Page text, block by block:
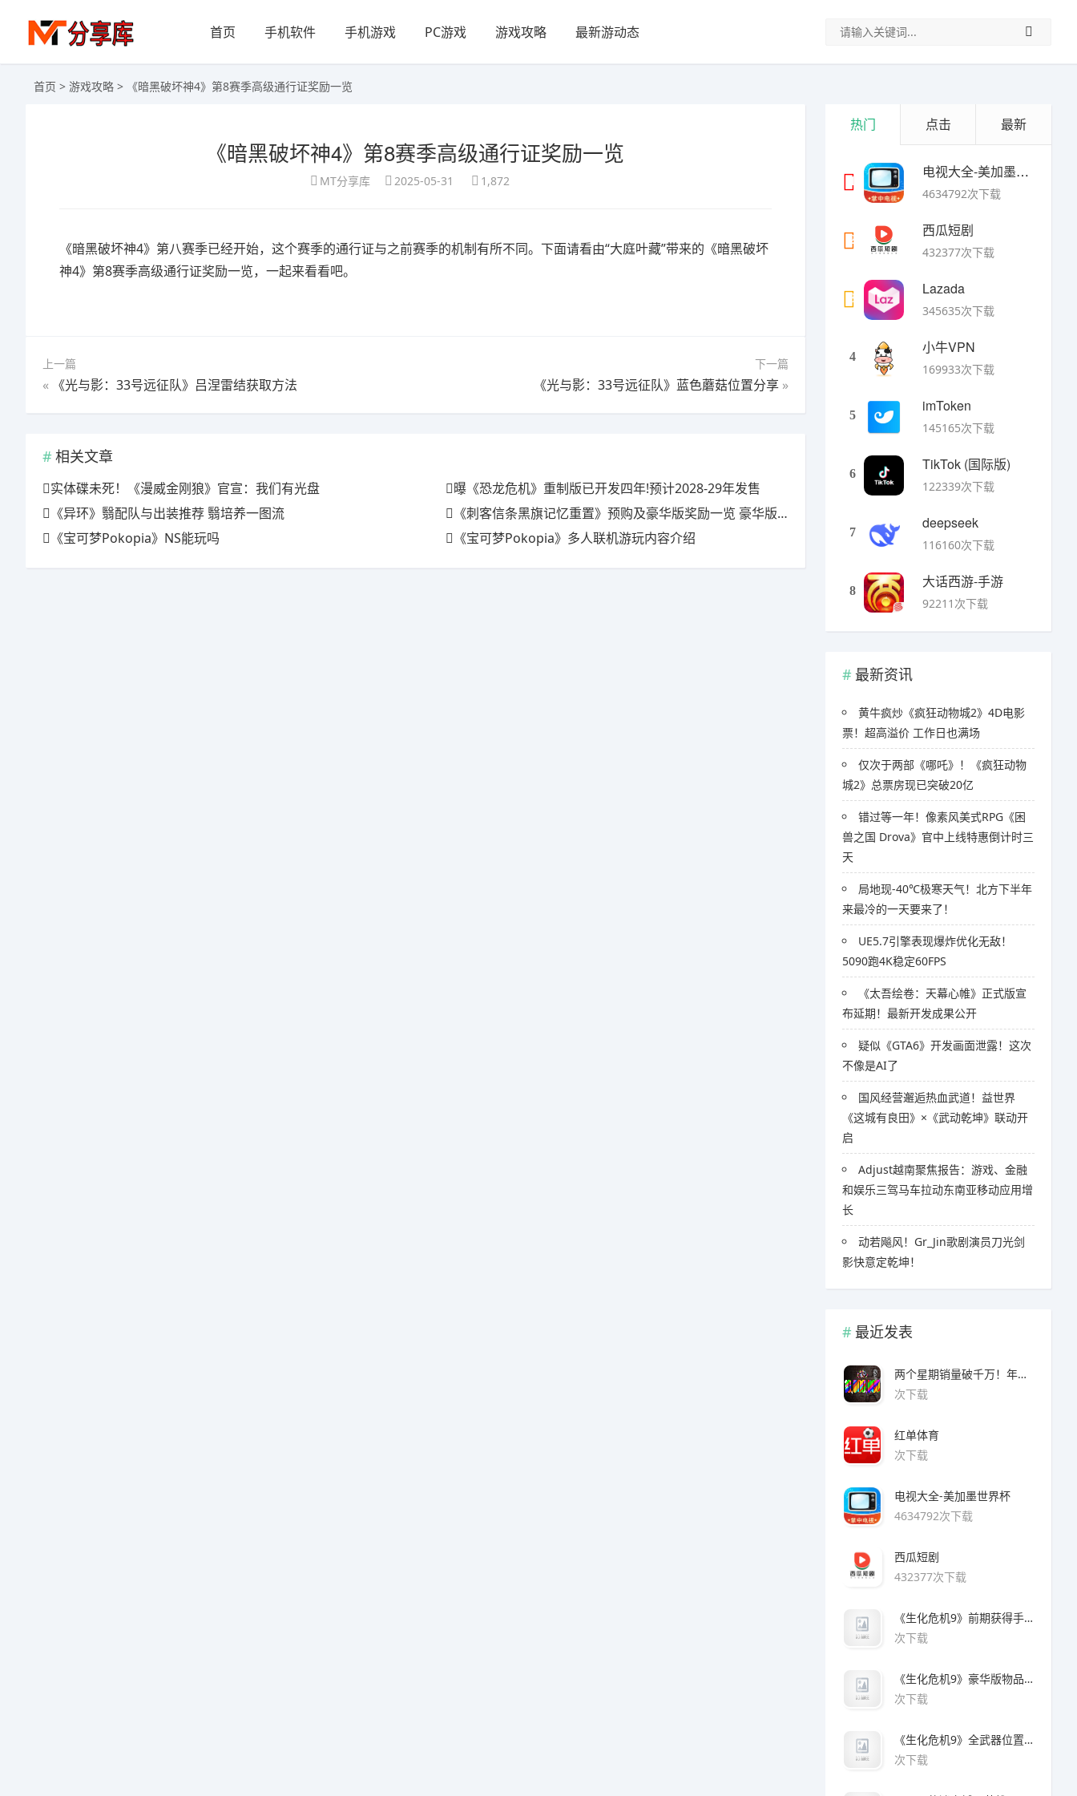
首页 手机软件 手机游戏 PC游戏 游戏攻略 最新游动态
首页 > 游戏攻略 > 《暗黑破坏神4》第8赛季高级通行证奖励一览
《暗黑破坏神4》第8赛季高级通行证奖励一览
MT分享库 2025-05-31 1,872
《暗黑破坏神4》第八赛季已经开始，这个赛季的通行证与之前赛季的机制有所不同。下面请看由“大庭叶藏”带来的《暗黑破坏
神4》第8赛季高级通行证奖励一览，一起来看看吧。
上一篇
« 《光与影：33号远征队》吕涅雷结获取方法
下一篇
《光与影：33号远征队》蓝色蘑菇位置分享»
相关文章
实体碟未死！《漫威金刚狼》官宣：我们有光盘
曝《恐龙危机》重制版已开发四年!预计2028-29年发售
《异环》翳配队与出装推荐 翳培养一图流
《刺客信条黑旗记忆重置》预购及豪华版奖励一览 豪华版有什么
《宝可梦Pokopia》NS能玩吗
《宝可梦Pokopia》多人联机游玩内容介绍
热门 点击 最新
1
电视大全-美加墨世界杯
4634792次下载
2
西瓜短剧
432377次下载
3
Lazada
345635次下载
4
小牛VPN
169933次下载
5
imToken
145165次下载
6
TikTok (国际版)
122339次下载
7
deepseek
116160次下载
8
大话西游-手游
92211次下载
最新资讯
黄牛疯炒《疯狂动物城2》4D电影
票！超高溢价 工作日也满场
仅次于两部《哪吒》！《疯狂动物
城2》总票房现已突破20亿
错过等一年！像素风美式RPG《困
兽之国 Drova》官中上线特惠倒计时三
天
局地现-40℃极寒天气！北方下半年
来最冷的一天要来了！
UE5.7引擎表现爆炸优化无敌！
5090跑4K稳定60FPS
《太吾绘卷：天幕心帷》正式版宣
布延期！最新开发成果公开
疑似《GTA6》开发画面泄露！这次
不像是AI了
国风经营邂逅热血武道！益世界
《这城有良田》×《武动乾坤》联动开
启
Adjust越南聚焦报告：游戏、金融
和娱乐三驾马车拉动东南亚移动应用增
长
​​动若飚风！Gr_Jin歌剧演员刀光剑
影快意定乾坤！
最近发表
两个星期销量破千万！年度爆款诞生了 3A看了都眼红
次下载
红单体育
次下载
电视大全-美加墨世界杯
4634792次下载
西瓜短剧
432377次下载
《生化危机9》前期获得手枪方法
次下载
《生化危机9》豪华版物品领取方法
次下载
《生化危机9》全武器位置及解锁方法
次下载